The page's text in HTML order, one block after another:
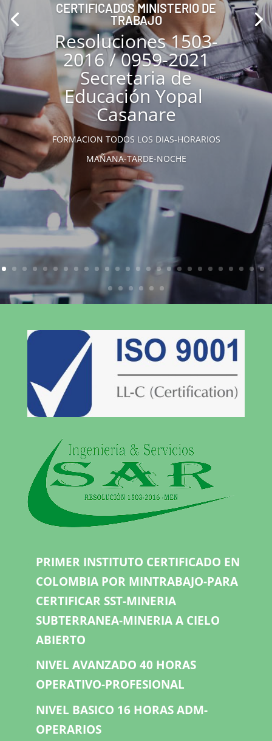
CERTIFICADOS MINISTERIO DE
TRABAJO
Resoluciones 1503-
2016 / 0959-2021
Secretaria de
Educación Yopal
Casanare
FORMACION TODOS LOS DIAS-HORARIOS
MAÑANA-TARDE-NOCHE
PRIMER INSTITUTO CERTIFICADO EN
COLOMBIA POR MINTRABAJO-PARA
CERTIFICAR SST-MINERIA
SUBTERRANEA-MINERIA A CIELO
ABIERTO
NIVEL AVANZADO 40 HORAS
OPERATIVO-PROFESIONAL
NIVEL BASICO 16 HORAS ADM-
OPERARIOS